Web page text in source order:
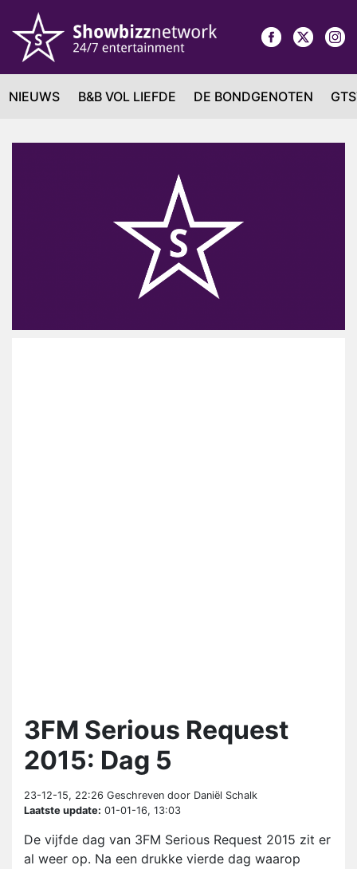
NIEUWS B&B VOL LIEFDE DE BONDGENOTEN
3FM Serious Request
2015: Dag 5
23-12-15, 22:26 Geschreven door Daniël Schalk
Laatste update: 01-01-16, 13:03
De vijfde dag van 3FM Serious Request 2015 zit er
al weer op. Na een drukke vierde dag waarop